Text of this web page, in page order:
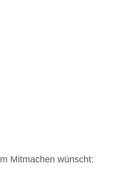
Mitmachen wünscht: